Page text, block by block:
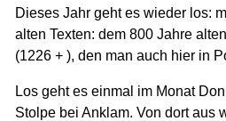
Dieses Jahr geht es wieder los:
alten Texten: dem 800 Jahre
(1226 + ), den man auch hier in
Los geht es einmal im Monat
Stolpe bei Anklam. Von dort aus